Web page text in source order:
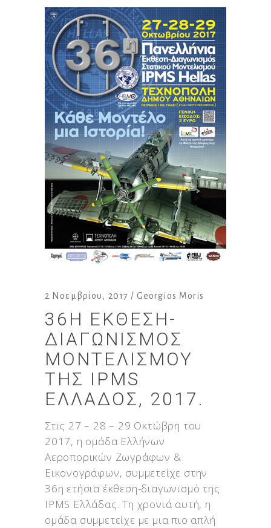
2 Νοεμβρίου, 2017 Georgios Moris
36Η ΈΚΘΕΣΗ-
ΔΙΑΓΩΝΙΣΜΌΣ
ΜΟΝΤΕΛΙΣΜΟΎ
ΤΗΣ IPMS
ΕΛΛΆΔΟΣ, 2017.
Στις 27 – 28 – 29 Οκτώβρη του
2017, η ομάδα Ελλήνων
Αεροπορικών Ζωγράφων &
Εικονογράφων, συμμετείχε στην
36η ετήσια έκθεση-διαγωνισμό της
IPMS Ελλάδας. Τη χρονιά αυτή, η
ομάδα συμμετείχε με μια πιο απλή